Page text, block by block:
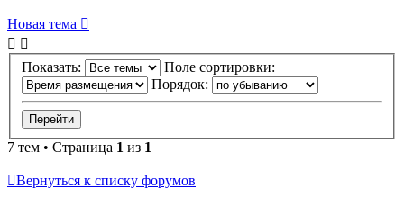
Новая тема
Показать:
Поле сортировки:
Порядок:
7 тем • Страница 1 из 1
Вернуться к списку форумов